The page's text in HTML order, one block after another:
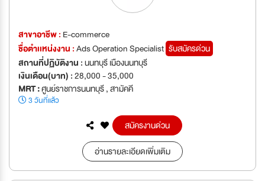
สาขาอาชีพ : E-commerce
ชื่อตำเเหน่งงาน :Ads Operation Specialist รับสมัครด่วน
สถานที่ปฏิบัติงาน :นนทบุรี เมืองนนทบุรี
เงินเดือน(บาท) :28,000 - 35,000
MRT :ศูนย์ราชการนนทบุรี , สามัคคี
3 วันที่แล้ว
สมัครงานด่วน
อ่านรายละเอียดเพิ่มเติม